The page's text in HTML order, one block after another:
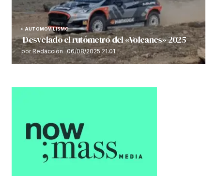
AUTOMOVILISMO
Desvelado el rutómetro del «Volcanes» 2025
por Redacción 06/08/2025 21:01